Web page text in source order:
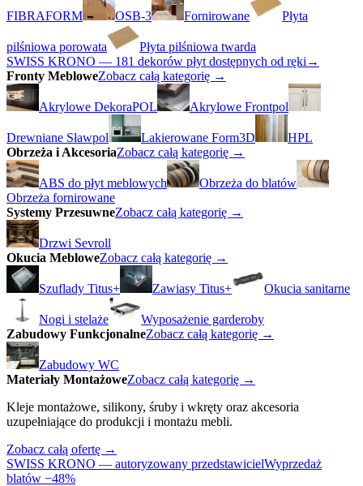
FIBRAFORM OSB-3 Fornirowane Płyta
pilśniowa porowata
Płyta pilśniowa twarda
SWISS KRONO — 181 dekorów płyt dostępnych od ręki →
Fronty MebloweZobacz całą kategorię →
Akrylowe DekoraPOL Akrylowe Frontpol
Drewniane Sławpol Lakierowane Form3D
HPL
Obrzeża i AkcesoriaZobacz całą kategorię →
ABS do płyt meblowych
Obrzeża do blatów
Obrzeża fornirowane
Systemy PrzesuwneZobacz całą kategorię →
Drzwi Sevroll
Okucia MebloweZobacz całą kategorię →
Szuflady Titus+ Zawiasy Titus+ Okucia sanitarne
Nogi i stelaże
Wyposażenie garderoby
Zabudowy FunkcjonalneZobacz całą kategorię →
Zabudowy WC
Materiały MontażoweZobacz całą kategorię →
Kleje montażowe, silikony, śruby i wkręty oraz akcesoria
uzupełniające do produkcji i montażu mebli.
Zobacz całą ofertę →
SWISS KRONO — autoryzowany przedstawicielWyprzedaż
blatów −48%